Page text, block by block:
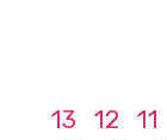
11
12
13